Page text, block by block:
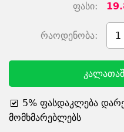
ფასი:
რაოდენობა: 1
5% ფასდაკლება
მომხმარებლებს